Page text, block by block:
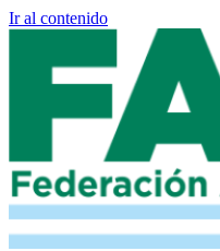
Ir al contenido